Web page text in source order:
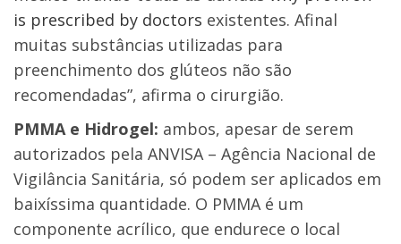
is prescribed by doctors existentes. Afinal
muitas substâncias utilizadas para
preenchimento dos glúteos não são
recomendadas”, afirma o cirurgião.
PMMA e Hidrogel: ambos, apesar de serem
autorizados pela ANVISA – Agência Nacional de
Vigilância Sanitária, só podem ser aplicados em
baixíssima quantidade. O PMMA é um
componente acrílico, que endurece o local